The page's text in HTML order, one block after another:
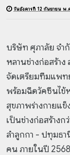
วันอังคารที่ 12 กันยายน พ
บริษัท ศุภาลัย จำ
หลานช่างก่อสร้า
จัดเตรียมทีมแพท
พร้อมฉีดวัคซีนไข้
สุขภาพร่างกายแ
เป็นช่างก่อสร้าง
ลำลูกกา - ปทุมธ
คน ภายในปี 2568